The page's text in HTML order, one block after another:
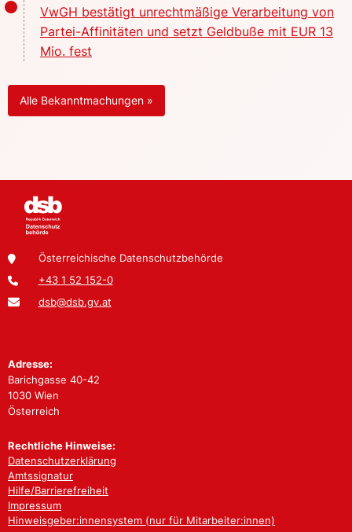
VwGH bestätigt unrechtmäßige Verarbeitung von
Partei-Affinitäten und setzt Geldbuße mit EUR 13
Mio. fest
Alle Bekanntmachungen »
Österreichische Datenschutzbehörde
+43 1 52 152-0
dsb@dsb.gv.at
Adresse:
Barichgasse 40-42
1030 Wien
Österreich
Rechtliche Hinweise:
Datenschutzerklärung
Amtssignatur
Hilfe/Barrierefreiheit
Impressum
Hinweisgeber:innensystem (nur für Mitarbeiter:innen)